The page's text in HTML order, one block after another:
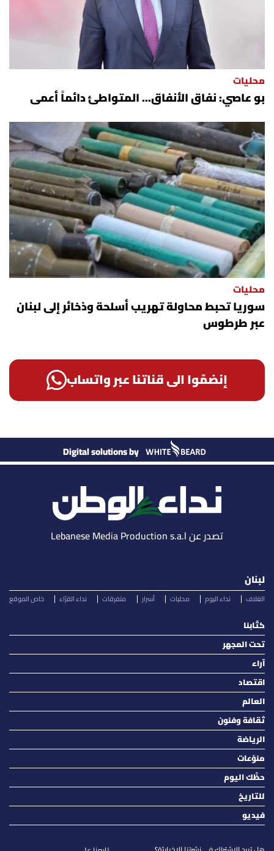
محليات
بو عاصي: نفاق الأنفاق... المتواطئ دائماً أعمى
محليات
سوريا تحبط محاولة تهريب أسلحة وذخائر إلى لبنان
عبر طرطوس
إنضمّوا الى قناتنا عبر واتساب
Digital solutions by
تصدر عن Lebanese Media Production s.a.l
لبنان
الغلاف نداء اليوم محليات أسرار متفرقات نداء القرّاء خاص الموقع
كتّابنا
تحت المجهر
آراء
اقتصاد
العالم
ثقافة وفنون
الرياضة
منوّعات
حظّك اليوم
للتاريخ
فيديو